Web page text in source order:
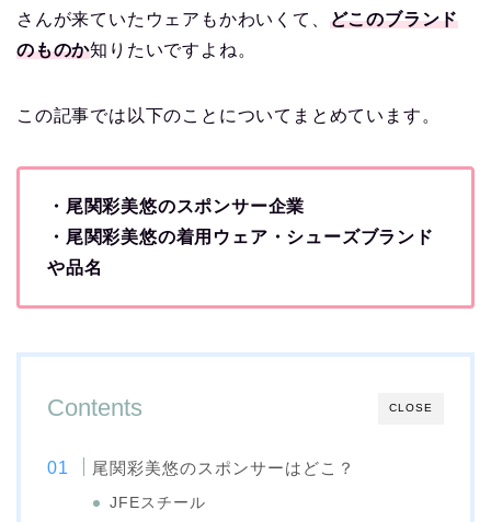
さんが来ていたウェアもかわいくて、 どこのブランド
のものか知りたいですよね。
この記事では以下のことについてまとめています。
・ 尾関彩美悠のスポンサー企業
・尾関彩美悠の着用ウェア・シューズブランド
や品名
CLOSE
Contents
尾関彩美悠のスポンサーはどこ？
JFEスチール